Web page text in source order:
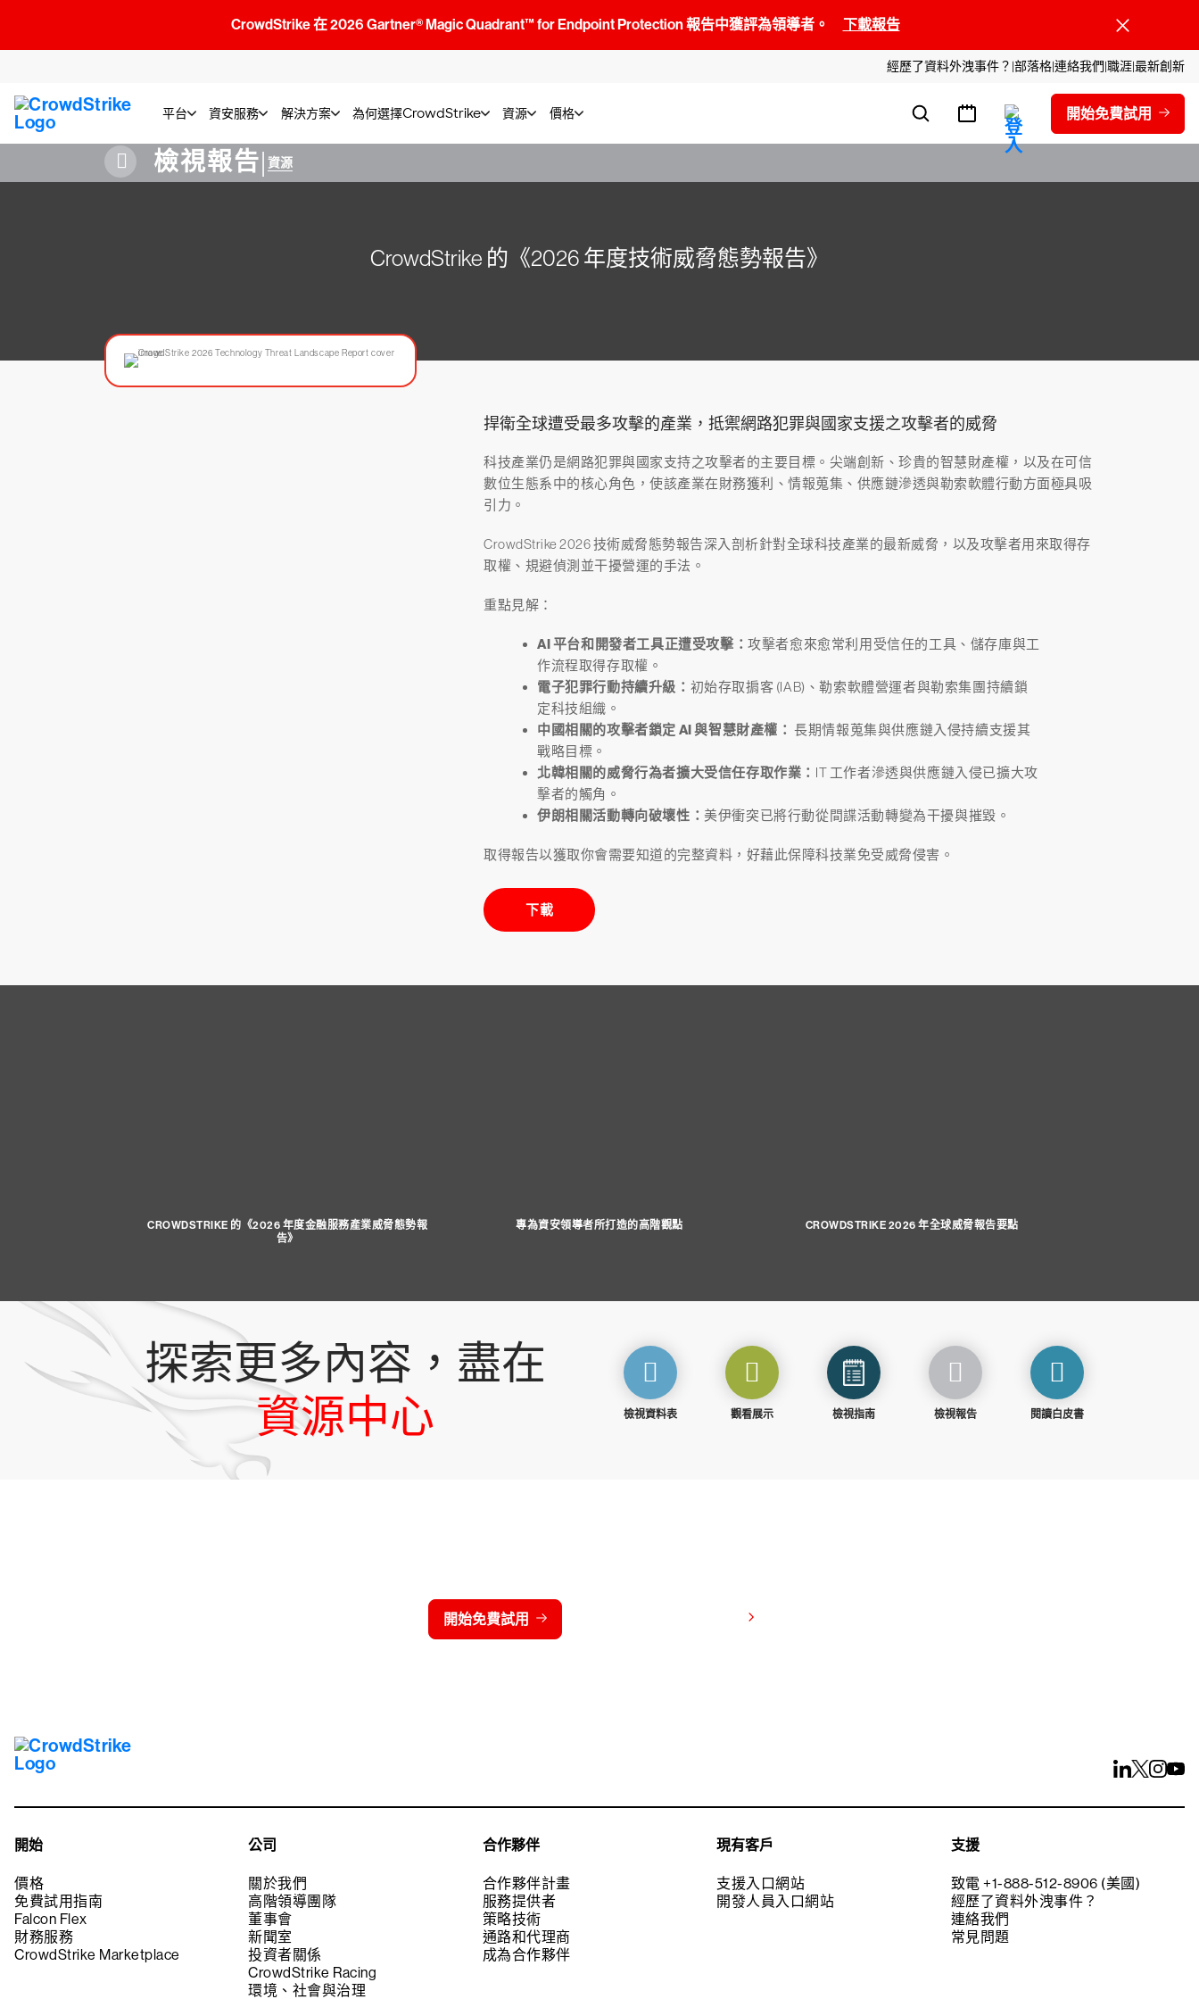
CrowdStrike 在 2026 Gartner® Magic Quadrant™ for Endpoint Protection 報告中獲評為領導者。 下載報告
經歷了資料外洩事件？ 部落格連絡我們 職涯最新創新
平台 資安服務 解決方案 為何選擇CrowdStrike 資源 價格 開始免費試用
檢視報告| 資源
CrowdStrike 的《2026 年度技術威脅態勢報告》
捍衛全球遭受最多攻擊的產業，抵禦網路犯罪與國家支援之攻擊者的威脅
科技產業仍是網路犯罪與國家支持之攻擊者的主要目標。尖端創新、珍貴的智慧財產權，以及在可信
數位生態系中的核心角色，使該產業在財務獲利、情報蒐集、供應鏈滲透與勒索軟體行動方面極具吸
引力。
CrowdStrike 2026 技術威脅態勢報告深入剖析針對全球科技產業的最新威脅，以及攻擊者用來取得存
取權、規避偵測並干擾營運的手法。
重點見解：
AI 平台和開發者工具正遭受攻擊：攻擊者愈來愈常利用受信任的工具、儲存庫與工
作流程取得存取權。
電子犯罪行動持續升級： 初始存取掮客 (IAB)、勒索軟體營運者與勒索集團持續鎖
定科技組織。
中國相關的攻擊者鎖定 AI 與智慧財產權： 長期情報蒐集與供應鏈入侵持續支援其
戰略目標。
北韓相關的威脅行為者擴大受信任存取作業： IT 工作者滲透與供應鏈入侵已擴大攻
擊者的觸角。
伊朗相關活動轉向破壞性：美伊衝突已將行動從間諜活動轉變為干擾與摧毀。
取得報告以獲取你會需要知道的完整資料，好藉此保障科技業免受威脅侵害。
下載
CROWDSTRIKE 的《2026 年度金融服務產業威脅態勢報
告》
專為資安領導者所打造的高階觀點 CROWDSTRIKE 2026 年全球威脅報告要點
探索更多內容，盡在
資源中心 檢視資料表 觀看展示 檢視指南 檢視報告 閱讀白皮書
開始免費試用
開始
價格
免費試用指南
Falcon Flex
財務服務
CrowdStrike Marketplace
公司
關於我們
高階領導團隊
董事會
新聞室
投資者關係
CrowdStrike Racing
環境、社會與治理
合作夥伴
合作夥伴計畫
服務提供者
策略技術
通路和代理商
成為合作夥伴
現有客戶
支援入口網站
開發人員入口網站
支援
致電 +1-888-512-8906 (美國)
經歷了資料外洩事件？
連絡我們
常見問題